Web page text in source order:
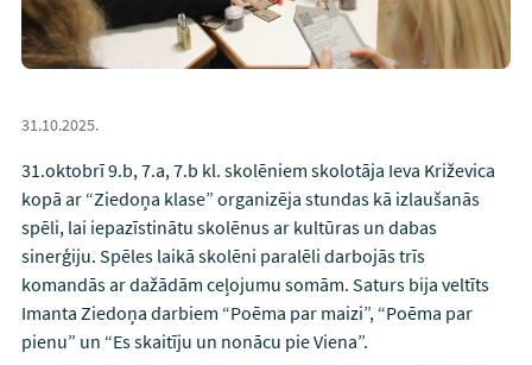
31.10.2025.
31.oktobrī 9.b, 7.a, 7.b kl. skolēniem skolotāja Ieva Križevica
kopā ar “Ziedoņa klase” organizēja stundas kā izlaušanās
spēli, lai iepazīstinātu skolēnus ar kultūras un dabas
sinerģiju. Spēles laikā skolēni paralēli darbojās trīs
komandās ar dažādām ceļojumu somām. Saturs bija veltīts
Imanta Ziedoņa darbiem “Poēma par maizi”, “Poēma par
pienu” un “Es skaitīju un nonācu pie Viena”.